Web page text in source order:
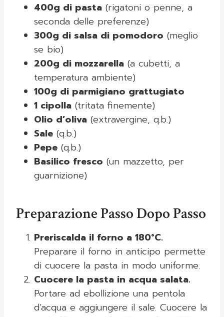
400g di pasta (rigatoni o penne, a
seconda delle preferenze)
300g di salsa di pomodoro (meglio
se bio)
200g di mozzarella (a cubetti, a
temperatura ambiente)
100g di parmigiano grattugiato
1 cipolla (tritata finemente)
Olio d’oliva (extravergine, q.b.)
Sale (q.b.)
Pepe (q.b.)
Basilico fresco (un mazzetto, per
guarnizione)
Preparazione Passo Dopo Passo
Preriscalda il forno a 180°C.
Preparare il forno in anticipo permette
di cuocere la pasta in modo uniforme.
Cuocere la pasta in acqua salata.
Portare ad ebollizione una pentola
d’acqua e aggiungere il sale. Cuocere la